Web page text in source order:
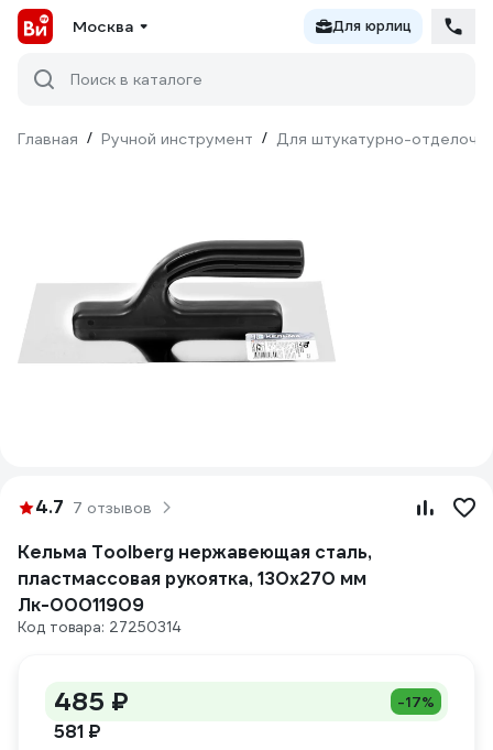
Москва Для юрлиц
Поиск в каталоге
Главная / Ручной инструмент / Для штукатурно-
4.7 7 отзывов
Кельма Toolberg нержавеющая сталь,
пластмассовая рукоятка, 130x270 мм
Лк-00011909
Код товара: 27250314
485 ₽ -17%
581 ₽